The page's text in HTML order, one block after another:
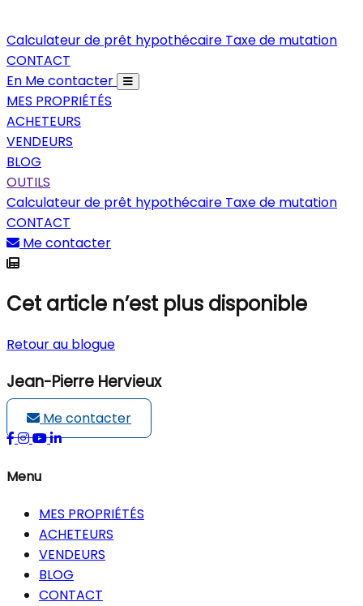
Calculateur de prêt hypothécaire Taxe de mutation
CONTACT
En Me contacter
MES PROPRIÉTÉS
ACHETEURS
VENDEURS
BLOG
OUTILS
Calculateur de prêt hypothécaire Taxe de mutation
CONTACT
Me contacter
Cet article n’est plus disponible
Retour au blogue
Jean-Pierre Hervieux
Me contacter
Menu
MES PROPRIÉTÉS
ACHETEURS
VENDEURS
BLOG
CONTACT